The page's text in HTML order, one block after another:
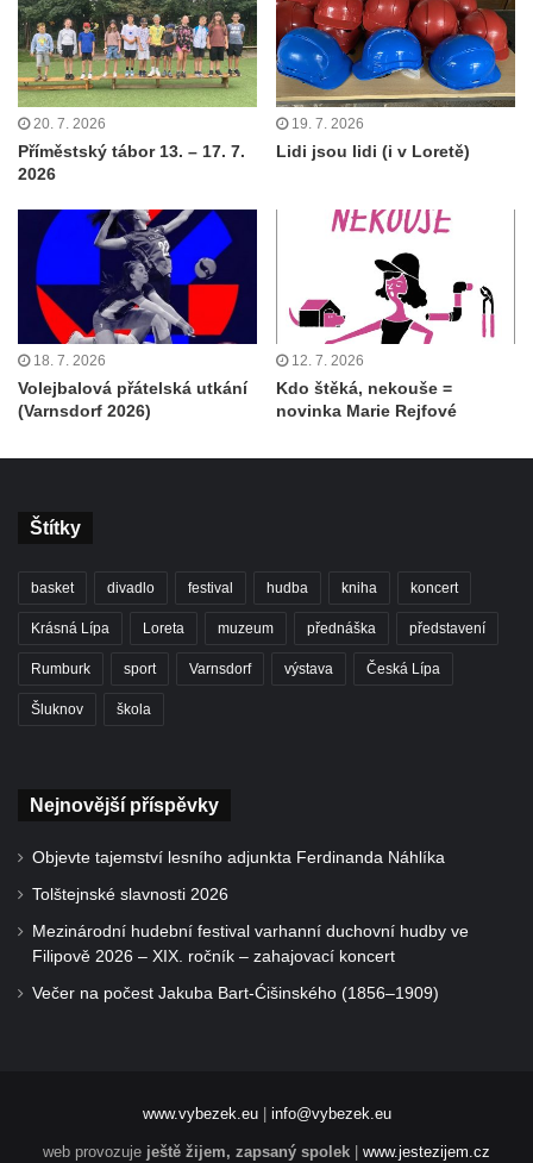
20. 7. 2026
Příměstský tábor 13. – 17. 7.
2026
19. 7. 2026
Lidi jsou lidi (i v Loretě)
18. 7. 2026
Volejbalová přátelská utkání
(Varnsdorf 2026)
12. 7. 2026
Kdo štěká, nekouše =
novinka Marie Rejfové
Štítky
basket divadlo festival hudba kniha koncert
Krásná Lípa Loreta muzeum přednáška představení
Rumburk sport Varnsdorf výstava Česká Lípa
Šluknov škola
Nejnovější příspěvky
Objevte tajemství lesního adjunkta Ferdinanda Náhlíka
Tolštejnské slavnosti 2026
Mezinárodní hudební festival varhanní duchovní hudby ve
Filipově 2026 – XIX. ročník – zahajovací koncert
Večer na počest Jakuba Bart-Ćišinského (1856–1909)
www.vybezek.eu| info@vybezek.eu
web provozuje ještě žijem, zapsaný spolek www.jestezijem.cz